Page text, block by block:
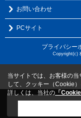
お問い合わせ
PCサイト
プライバシー
Copyright(c)
こちらの物
当サイトでは、お客様の
して、クッキー（Cookie）
詳しくは、当社の 「